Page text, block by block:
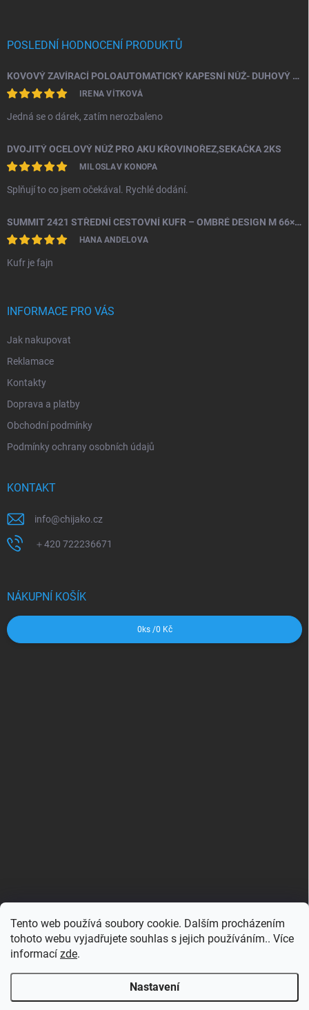
Tento web používá soubory cookie. Dalším procházením
tohoto webu vyjadřujete souhlas s jejich používáním.. Více
informací zde.
Nastavení
POSLEDNÍ HODNOCENÍ PRODUKTŮ
KOVOVÝ ZAVÍRACÍ POLOAUTOMATICKÝ KAPESNÍ NŮŽ- DUHOVÝ ŠTÍR
IRENA VÍTKOVÁ
Jedná se o dárek, zatím nerozbaleno
DVOJITÝ OCELOVÝ NŮŽ PRO AKU KŘOVINOŘEZ,SEKAČKA 2KS
MILOSLAV KONOPA
Splňují to co jsem očekával. Rychlé dodání.
SUMMIT 2421 STŘEDNÍ CESTOVNÍ KUFR – OMBRÉ DESIGN M 66×43×26 CM, 24" | TSA ZÁMEK | 360° KOLA | PC MATERIÁL
HANA ANDELOVA
Kufr je fajn
INFORMACE PRO VÁS
Jak nakupovat
Reklamace
Kontakty
Doprava a platby
Obchodní podmínky
Podmínky ochrany osobních údajů
KONTAKT
info@chijako.cz
＋420 722236671
NÁKUPNÍ KOŠÍK
0ks /0 Kč